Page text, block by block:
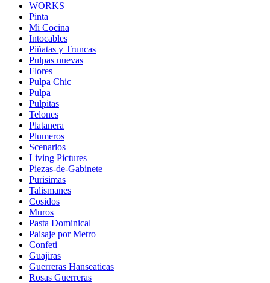
WORKS——–
Pinta
Mi Cocina
Intocables
Piñatas y Truncas
Pulpas nuevas
Flores
Pulpa Chic
Pulpa
Pulpitas
Telones
Platanera
Plumeros
Scenarios
Living Pictures
Piezas-de-Gabinete
Purisimas
Talismanes
Cosidos
Muros
Pasta Dominical
Paisaje por Metro
Confeti
Guajiras
Guerreras Hanseaticas
Rosas Guerreras